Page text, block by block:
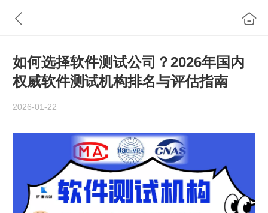
如何选择软件测试公司？2026年国内
权威软件测试机构排名与评估指南
2026-01-22